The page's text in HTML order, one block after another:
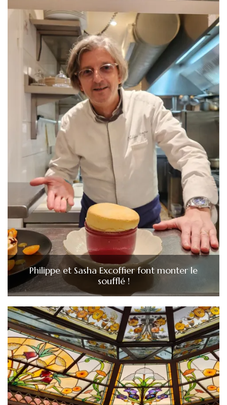
Philippe et Sasha Excoffier font monter le
soufflé !